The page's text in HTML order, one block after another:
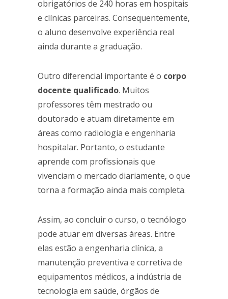
obrigatórios de 240 horas em hospitais
e clínicas parceiras. Consequentemente,
o aluno desenvolve experiência real
ainda durante a graduação.
Outro diferencial importante é o corpo
docente qualificado. Muitos
professores têm mestrado ou
doutorado e atuam diretamente em
áreas como radiologia e engenharia
hospitalar. Portanto, o estudante
aprende com profissionais que
vivenciam o mercado diariamente, o que
torna a formação ainda mais completa.
Assim, ao concluir o curso, o tecnólogo
pode atuar em diversas áreas. Entre
elas estão a engenharia clínica, a
manutenção preventiva e corretiva de
equipamentos médicos, a indústria de
tecnologia em saúde, órgãos de